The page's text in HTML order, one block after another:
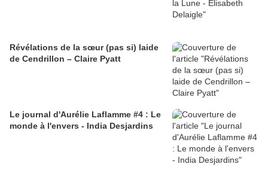
Révélations de la sœur (pas si) laide
de Cendrillon – Claire Pyatt
Le journal d'Aurélie Laflamme #4 : Le
monde à l'envers - India Desjardins